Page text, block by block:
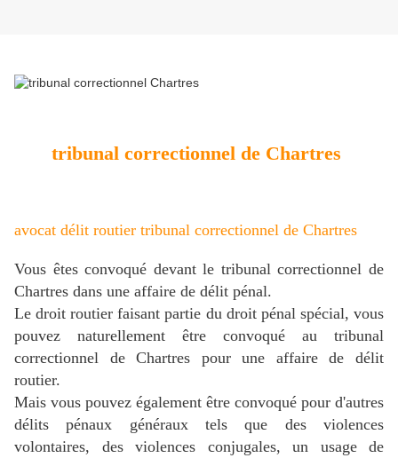
tribunal correctionnel de Chartres
avocat délit routier tribunal correctionnel de Chartres
Vous êtes convoqué devant le tribunal correctionnel de
Chartres dans une affaire de délit pénal.
Le droit routier faisant partie du droit pénal spécial, vous
pouvez naturellement être convoqué au tribunal
correctionnel de Chartres pour une affaire de délit
routier.
Mais vous pouvez également être convoqué pour d'autres
délits pénaux généraux tels que des violences
volontaires, des violences conjugales, un usage de